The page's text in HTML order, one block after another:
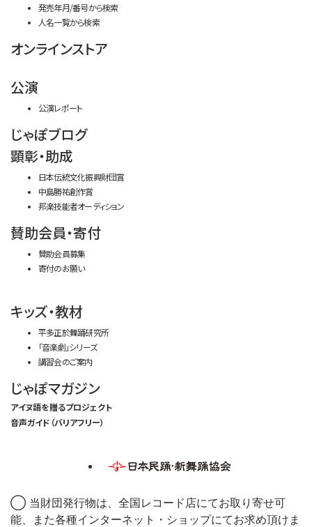
発売年月/番号から検索
人名一覧から検索
オンラインストア
公演
公演レポート
じゃぽブログ
顕彰・助成
日本伝統文化振興財団賞
中島勝祐創作賞
邦楽技能者オーディション
賛助会員・寄付
賛助会員募集
寄付のお願い
キッズ・教材
平多正於舞踊研究所
「音楽劇」シリーズ
講習会のご案内
じゃぽマガジン
アイヌ語を贈るプロジェクト
音声ガイド（バリアフリー）
◯ 当財団発行物は、全国レコード店にてお取り寄せ可
能、また各種インターネット・ショップにてお求め頂けま